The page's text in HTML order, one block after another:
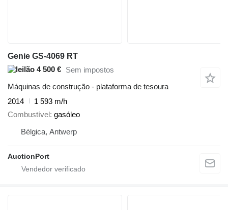
Genie GS-4069 RT
4 500 € Sem impostos
Máquinas de construção - plataforma de tesoura
2014
1 593 m/h
Combustível gasóleo
Bélgica, Antwerp
AuctionPort